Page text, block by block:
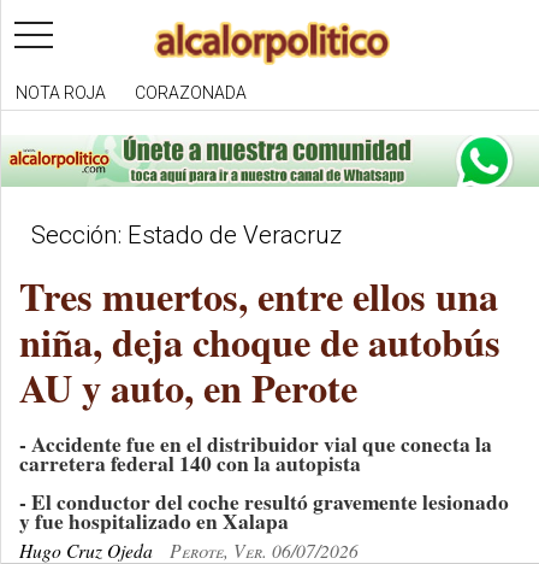
toggle
navigation
NOTA ROJA CORAZONADA
Sección: Estado de Veracruz
Tres muertos, entre ellos una
niña, deja choque de autobús
AU y auto, en Perote
- Accidente fue en el distribuidor vial que conecta la
carretera federal 140 con la autopista
- El conductor del coche resultó gravemente lesionado
y fue hospitalizado en Xalapa
Hugo Cruz Ojeda Perote, Ver. 06/07/2026